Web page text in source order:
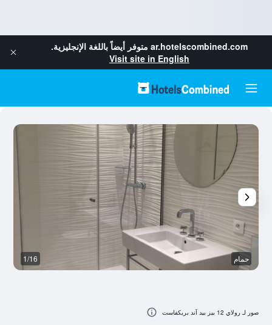
ar.hotelscombined.com متوفر أيضاً باللغة الإنجليزية.
Visit site in English
حمام 1/16
صور لـ رولاي 12 بيز بيد آند بريكفاست